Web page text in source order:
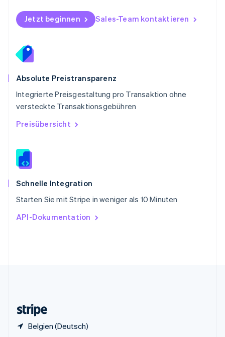
Jetzt beginnen Sales-Team kontaktieren
Absolute Preistransparenz
Integrierte Preisgestaltung pro Transaktion ohne
versteckte Transaktionsgebühren
Preisübersicht
Schnelle Integration
Starten Sie mit Stripe in weniger als 10 Minuten
API-Dokumentation
Belgien (Deutsch)
Schweden
Svenska English
Deutsch
Singapur
English
Slowakei
Slowenien
EnglishItaliano
Sonderverwaltungsregion Hongkong,
Spanien
Thailand
ไทยEnglish
English
English